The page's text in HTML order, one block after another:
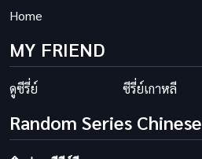
Home
MY FRIEND
ดูซีรี่ย์ ซีรี่ย์เกาหลี
Random Series Chinese